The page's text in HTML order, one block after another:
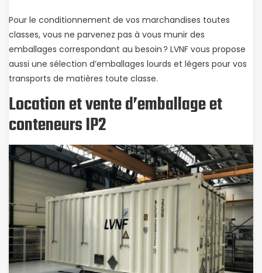
Pour le conditionnement de vos marchandises toutes
classes, vous ne parvenez pas à vous munir des
emballages correspondant au besoin ? LVNF vous propose
aussi une sélection d’emballages lourds et légers pour vos
transports de matières toute classe.
Location et vente d’emballage et
conteneurs IP2